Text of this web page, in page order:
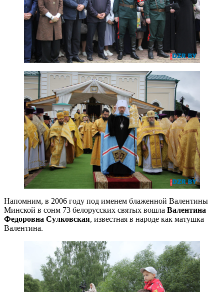
Напомним, в 2006 году под именем блаженной Валентины
Минской в сонм 73 белорусских святых вошла Валентина
Федоровна Сулковская, известная в народе как матушка
Валентина.